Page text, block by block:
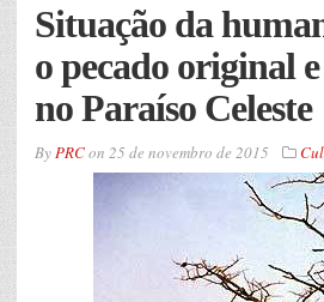
Situação da
o pecado original
no Paraíso Celeste
ByPRCon 25 de novembro de 2015